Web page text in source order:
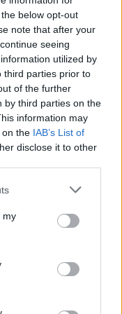
below opt-out
note that after your
seeing
utilized by
third parties prior to
of the further
by third parties on the
information may
on the IAB’s List of
disclose it to other
or more Google
You may click to
third-party tags to
in below Google
my
après avoir été
VTC.
sa propre